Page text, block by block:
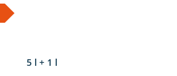
5 l + 1 l